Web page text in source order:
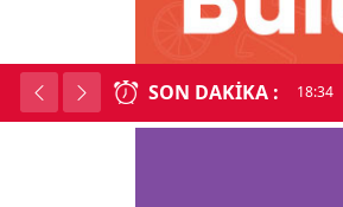
SON DAKIKA : 18:34